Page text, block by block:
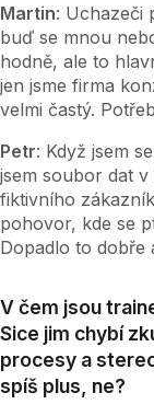
Martin: Uchazeči
buď se mnou
hodně, ale to
jen jsme firma
velmi častý.
Petr: Když jsem
jsem soubor dat
fiktivního
pohovor, kde se
Dopadlo to dobře
V čem jsou
Sice jim chybí
procesy a
spíš plus, ne?